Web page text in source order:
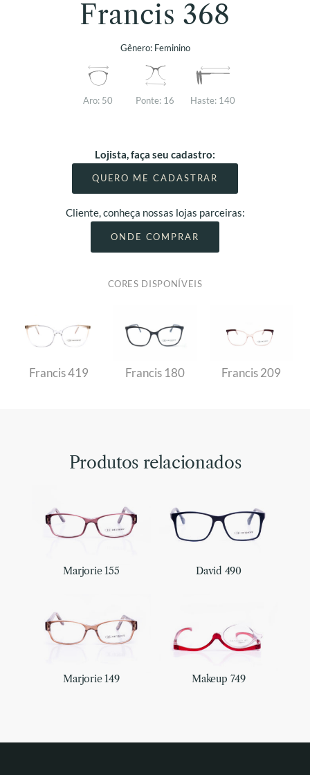
Francis 368
Gênero: Feminino
Aro: 50 Ponte: 16 Haste: 140
Lojista, faça seu cadastro:
QUERO ME CADASTRAR
Cliente, conheça nossas lojas parceiras:
ONDE COMPRAR
CORES DISPONÍVEIS
Francis 419 Francis 180 Francis 209
Produtos relacionados
Marjorie 155 David 490
Marjorie 149 Makeup 749